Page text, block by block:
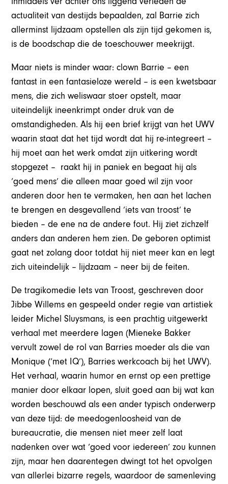
actualiteit van destijds bepaalden, zal Barrie zich
allerminst lijdzaam opstellen als zijn tijd gekomen is,
is de boodschap die de toeschouwer meekrijgt.
Maar niets is minder waar: clown Barrie – een
fantast in een fantasieloze wereld – is een kwetsbaar
mens, die zich weliswaar stoer opstelt, maar
uiteindelijk ineenkrimpt onder druk van de
omstandigheden. Als hij een brief krijgt van het UWV
waarin staat dat het tijd wordt dat hij re-integreert –
hij moet aan het werk omdat zijn uitkering wordt
stopgezet – raakt hij in paniek en begaat hij als
‘goed mens’ die alleen maar goed wil zijn voor
anderen door hen te vermaken, hen aan het lachen
te brengen en desgevallend ‘iets van troost’ te
bieden – de ene na de andere fout. Hij ziet zichzelf
anders dan anderen hem zien. De geboren optimist
gaat net zolang door totdat hij niet meer kan en legt
zich uiteindelijk – lijdzaam – neer bij de feiten.
De tragikomedie Iets van Troost, geschreven door
Jibbe Willems en gespeeld onder regie van artistiek
leider Michel Sluysmans, is een prachtig uitgewerkt
verhaal met meerdere lagen (Mieneke Bakker
vervult zowel de rol van Barries moeder als die van
Monique (‘met IQ’), Barries werkcoach bij het UWV).
Het verhaal, waarin humor en ernst op een prettige
manier door elkaar lopen, sluit goed aan bij wat kan
worden beschouwd als een ander typisch onderwerp
van deze tijd: de meedogenloosheid van de
bureaucratie, die mensen niet meer zelf laat
nadenken over wat ‘goed voor iedereen’ zou kunnen
zijn, maar hen daarentegen dwingt tot het opvolgen
van allerlei bizarre regels, waardoor de samenleving